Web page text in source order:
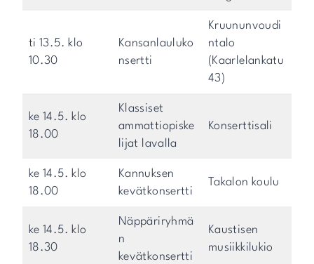
ti 13.5. klo
10.30
Kansanlauluko
nsertti
Kruununvoudi
ntalo
(Kaarlelankatu
43)
ke 14.5. klo
18.00
Klassiset
ammattiopiske
lijat lavalla
Konserttisali
ke 14.5. klo
18.00
Kannuksen
kevätkonsertti
Takalon koulu
ke 14.5. klo
18.30
Näppäriryhmä
n
kevätkonsertti
Kaustisen
musiikkilukio